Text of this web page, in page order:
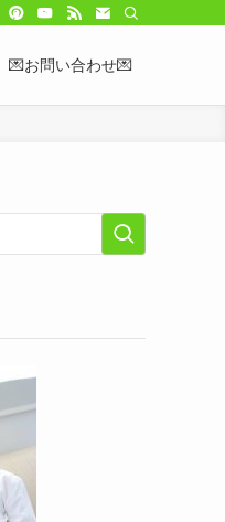
💌お問い合わせ💌